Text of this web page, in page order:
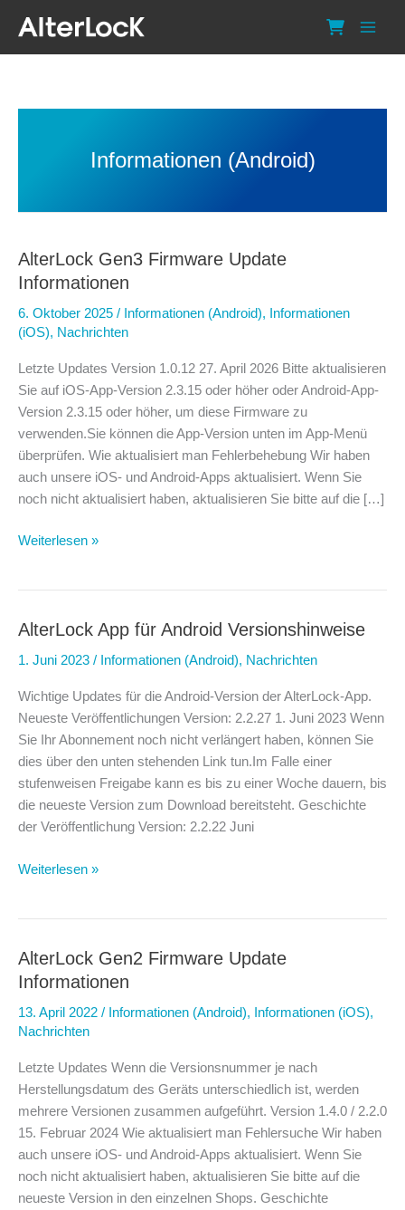
Inhalt
springen
Informationen (Android)
AlterLock Gen3 Firmware Update
Informationen
6. Oktober 2025 / Informationen (Android), Informationen
(iOS), Nachrichten
Letzte Updates Version 1.0.12 27. April 2026 Bitte aktualisieren
Sie auf iOS-App-Version 2.3.15 oder höher oder Android-App-
Version 2.3.15 oder höher, um diese Firmware zu
verwenden.Sie können die App-Version unten im App-Menü
überprüfen. Wie aktualisiert man Fehlerbehebung Wir haben
auch unsere iOS- und Android-Apps aktualisiert. Wenn Sie
noch nicht aktualisiert haben, aktualisieren Sie bitte auf die […]
AlterLock
Informationen
Weiterlesen »
AlterLock App für Android Versionshinweise
1. Juni 2023 / Informationen (Android), Nachrichten
Wichtige Updates für die Android-Version der AlterLock-App.
Neueste Veröffentlichungen Version: 2.2.27 1. Juni 2023 Wenn
Sie Ihr Abonnement noch nicht verlängert haben, können Sie
dies über den unten stehenden Link tun.Im Falle einer
stufenweisen Freigabe kann es bis zu einer Woche dauern, bis
die neueste Version zum Download bereitsteht. Geschichte
der Veröffentlichung Version: 2.2.22 Juni
AlterLock
Versionshinweise
Weiterlesen »
AlterLock Gen2 Firmware Update
Informationen
13. April 2022 / Informationen (Android), Informationen (iOS),
Nachrichten
Letzte Updates Wenn die Versionsnummer je nach
Herstellungsdatum des Geräts unterschiedlich ist, werden
mehrere Versionen zusammen aufgeführt. Version 1.4.0 / 2.2.0
15. Februar 2024 Wie aktualisiert man Fehlersuche Wir haben
auch unsere iOS- und Android-Apps aktualisiert. Wenn Sie
noch nicht aktualisiert haben, aktualisieren Sie bitte auf die
neueste Version in den einzelnen Shops. Geschichte